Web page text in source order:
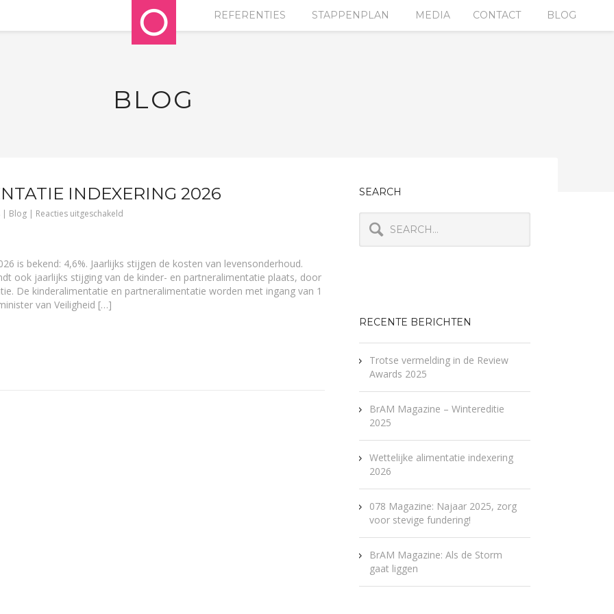
REFERENTIES STAPPENPLAN MEDIA CONTACT BLOG
BLOG
INDEXERING 2026
| Blog | Reacties uitgeschakeld
is bekend: 4,6%. Jaarlijks stijgen de kosten van levensonderhoud.
ook jaarlijks stijging van de kinder- en partneralimentatie plaats, door
De kinderalimentatie en partneralimentatie worden met ingang van 1
van Veiligheid […]
SEARCH
RECENTE BERICHTEN
Trotse vermelding in de Review
Awards 2025
BrAM Magazine – Wintereditie
2025
Wettelijke alimentatie indexering
2026
078 Magazine: Najaar 2025, zorg
voor stevige fundering!
BrAM Magazine: Als de Storm
gaat liggen